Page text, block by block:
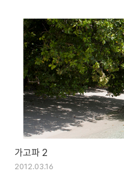
가고파 2
2012.03.16